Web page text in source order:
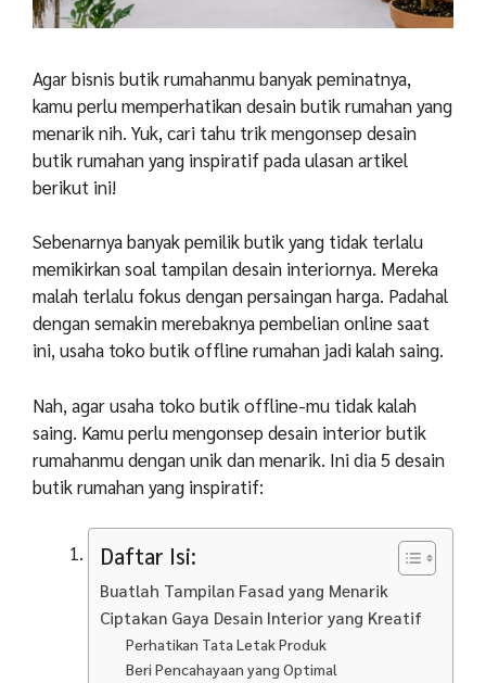
Agar bisnis butik rumahanmu banyak peminatnya,
kamu perlu memperhatikan desain butik rumahan yang
menarik nih. Yuk, cari tahu trik mengonsep desain
butik rumahan yang inspiratif pada ulasan artikel
berikut ini!
Sebenarnya banyak pemilik butik yang tidak terlalu
memikirkan soal tampilan desain interiornya. Mereka
malah terlalu fokus dengan persaingan harga. Padahal
dengan semakin merebaknya pembelian online saat
ini, usaha toko butik offline rumahan jadi kalah saing.
Nah, agar usaha toko butik offline-mu tidak kalah
saing. Kamu perlu mengonsep desain interior butik
rumahanmu dengan unik dan menarik. Ini dia 5 desain
butik rumahan yang inspiratif:
Daftar Isi:
Buatlah Tampilan Fasad yang Menarik
Ciptakan Gaya Desain Interior yang Kreatif
Perhatikan Tata Letak Produk
Beri Pencahayaan yang Optimal